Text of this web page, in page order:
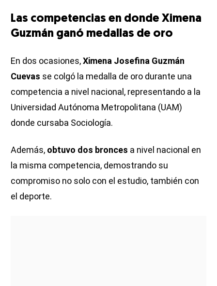
Las competencias en donde Ximena
Guzmán ganó medallas de oro
En dos ocasiones,Ximena Josefina Guzmán
Cuevas se colgó la medalla de oro durante una
competencia a nivel nacional, representando a la
Universidad Autónoma Metropolitana (UAM)
donde cursaba Sociología.
Además, obtuvo dos bronces a nivel nacional en
la misma competencia, demostrando su
compromiso no solo con el estudio, también con
el deporte.